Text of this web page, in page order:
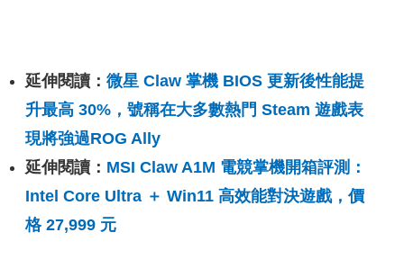
延伸閱讀： 微星 Claw 掌機 BIOS 更新後性能提
升最高 30%，號稱在大多數熱門 Steam 遊戲表
現將強過ROG Ally
延伸閱讀： MSI Claw A1M 電競掌機開箱評測：
Intel Core Ultra ＋ Win11 高效能對決遊戲，價
格 27,999 元